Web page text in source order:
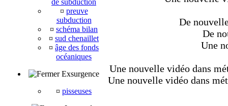
de subduction
¤ preuve
subduction
¤ schéma bilan
¤ sud chenaillet
¤ âge des fonds
océaniques
Exsurgence
¤ pisseuses
De
De
Une
Une nouvelle vidéo dans
Une nouvelle vidéo dans